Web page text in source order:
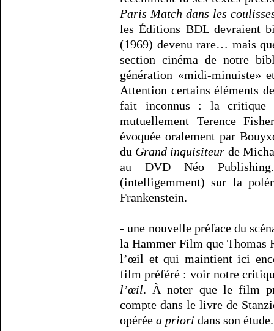
Paris Match dans les
les Éditions BDL devraient
(1969) devenu rare… mais
section cinéma de notre
génération «midi-minuiste»
Attention certains éléments
fait inconnus : la critique
mutuellement Terence
évoquée oralement par
du Grand inquisiteur de
au DVD Néo
(intelligemment) sur la
Frankenstein.
- une nouvelle préface du
la Hammer Film que Thomas
l’œil et qui maintient ici
film préféré : voir notre
l’œil. À noter que le film
compte dans le livre de
opérée a priori dans son étude.